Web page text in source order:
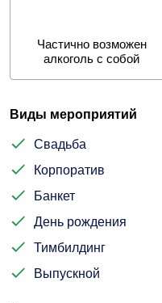
Частично возможен
алкоголь с собой
Виды мероприятий
Свадьба
Корпоратив
Банкет
День рождения
Тимбилдинг
Выпускной